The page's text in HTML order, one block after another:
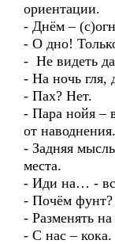
ориентации.
- Днём –
- О дно!
- Не видеть
- На ночь гля,
- Пах? Нет.
- Пара нойя –
от наводнения.
- Задняя
места.
- Иди на… -
- Почём
- Разменять
- С нас – кока.